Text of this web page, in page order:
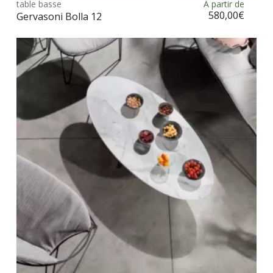
sur
du
table basse
Gervasoni Bolla 12
À partir de
580,00€
Ce